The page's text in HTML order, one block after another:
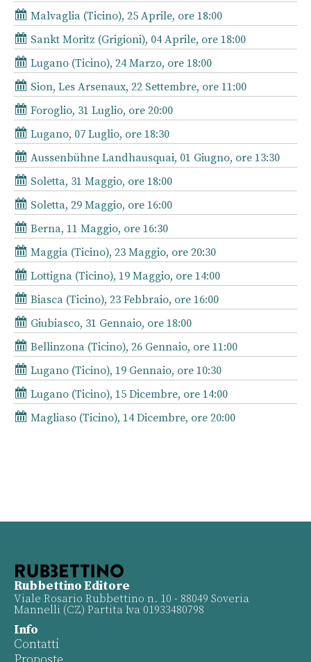
Malvaglia (Ticino), 25 Aprile, ore 18:00
Sankt Moritz (Grigioni), 04 Aprile, ore 18:00
Lugano (Ticino), 24 Marzo, ore 18:00
Sion, Les Arsenaux, 22 Settembre, ore 11:00
Foroglio, 31 Luglio, ore 20:00
Lugano, 07 Luglio, ore 18:30
Aussenbühne Landhausquai, 01 Giugno, ore 13:30
Soletta, 31 Maggio, ore 18:00
Soletta, 29 Maggio, ore 16:00
Berna, 11 Maggio, ore 16:30
Maggia (Ticino), 23 Maggio, ore 20:30
Lottigna (Ticino), 19 Maggio, ore 14:00
Biasca (Ticino), 23 Febbraio, ore 16:00
Giubiasco, 31 Gennaio, ore 18:00
Bellinzona (Ticino), 26 Gennaio, ore 11:00
Lugano (Ticino), 19 Gennaio, ore 10:30
Lugano (Ticino), 15 Dicembre, ore 14:00
Magliaso (Ticino), 14 Dicembre, ore 20:00
Rubbettino Editore
Viale Rosario Rubbettino n. 10 - 88049 Soveria
Mannelli (CZ) Partita Iva 01933480798
Info
Contatti